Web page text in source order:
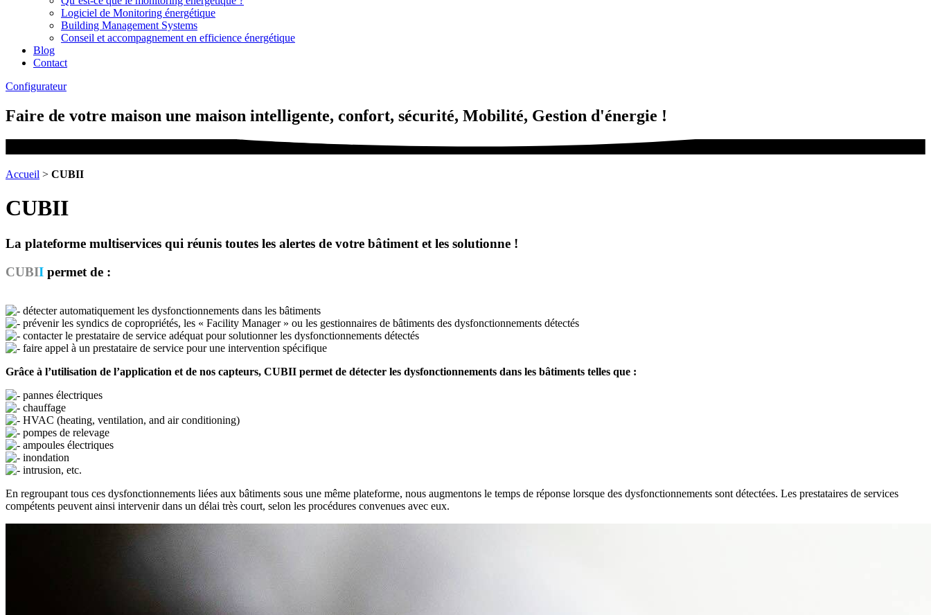
Logiciel de Monitoring énergétique
Building Management Systems
Conseil et accompagnement en efficience énergétique
Blog
Contact
Configurateur
Faire de votre maison une maison intelligente, confort, sécurité, Mobilité, Gestion d'énergie !
Accueil > CUBII
CUBII
La plateforme multiservices qui réunis toutes les alertes de votre bâtiment et les solutionne !
CUBII permet de :
détecter automatiquement les dysfonctionnements dans les bâtiments
prévenir les syndics de copropriétés, les « Facility Manager » ou les gestionnaires de bâtiments des dysfonctionnements détectés
contacter le prestataire de service adéquat pour solutionner les dysfonctionnements détectés
faire appel à un prestataire de service pour une intervention spécifique
Grâce à l’utilisation de l’application et de nos capteurs, CUBII permet de détecter les dysfonctionnements dans les bâtiments telles que :
pannes électriques
chauffage
HVAC (heating, ventilation, and air conditioning)
pompes de relevage
ampoules électriques
inondation
intrusion, etc.
En regroupant tous ces dysfonctionnements liées aux bâtiments sous une même plateforme, nous augmentons le temps de réponse lorsque des dysfonctionnements sont détectées. Les prestataires de services
compétents peuvent ainsi intervenir dans un délai très court, selon les procédures convenues avec eux.